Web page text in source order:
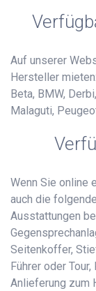
Auf unserer
Hersteller
Beta, BMW,
Malaguti,
Wenn Sie online
auch die
Ausstattungen
Seitenkoffer,
Führer oder
Anlieferung zum